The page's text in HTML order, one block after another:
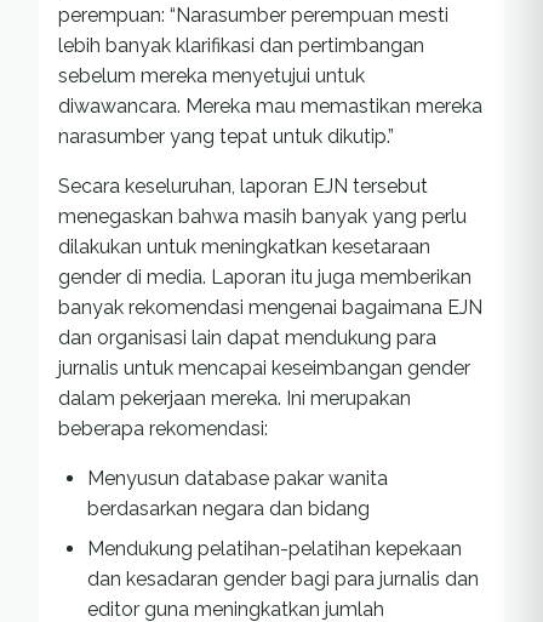
perempuan: “Narasumber perempuan mesti
lebih banyak klarifikasi dan pertimbangan
sebelum mereka menyetujui untuk
diwawancara. Mereka mau memastikan mereka
narasumber yang tepat untuk dikutip.”
Secara keseluruhan, laporan EJN tersebut
menegaskan bahwa masih banyak yang perlu
dilakukan untuk meningkatkan kesetaraan
gender di media. Laporan itu juga memberikan
banyak rekomendasi mengenai bagaimana EJN
dan organisasi lain dapat mendukung para
jurnalis untuk mencapai keseimbangan gender
dalam pekerjaan mereka. Ini merupakan
beberapa rekomendasi:
Menyusun database pakar wanita
berdasarkan negara dan bidang
Mendukung pelatihan-pelatihan kepekaan
dan kesadaran gender bagi para jurnalis dan
editor guna meningkatkan jumlah